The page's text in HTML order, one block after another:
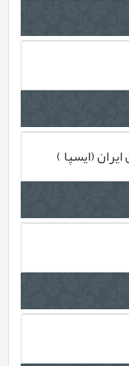
(ایسپا )